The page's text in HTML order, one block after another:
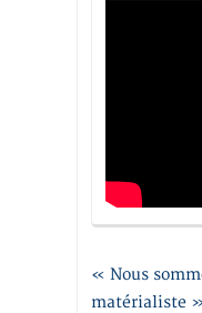
« Nous
matérialiste